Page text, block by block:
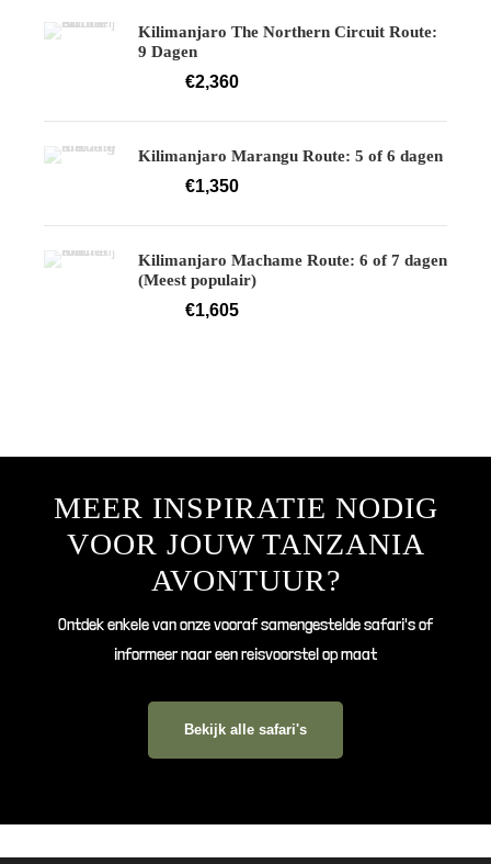
Kilimanjaro The Northern Circuit Route:
9 Dagen
€2,360
Kilimanjaro Marangu Route: 5 of 6 dagen
€1,350
Kilimanjaro Machame Route: 6 of 7 dagen
(Meest populair)
€1,605
MEER INSPIRATIE NODIG
VOOR JOUW TANZANIA
AVONTUUR?
Ontdek enkele van onze vooraf samengestelde safari's of
informeer naar een reisvoorstel op maat
Bekijk alle safari's